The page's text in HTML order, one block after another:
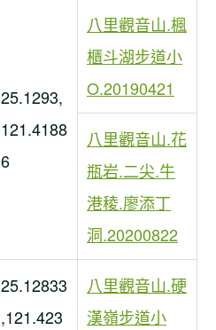
25.1293,
121.4188
6
八里觀音山.楓
櫃斗湖步道小
O.20190421
八里觀音山.花
瓶岩.二尖.牛
港稜.廖添丁
洞.20200822
25.12833
,121.423
八里觀音山.硬
漢嶺步道小